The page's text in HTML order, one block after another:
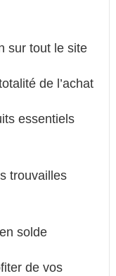
sur tout le site
de l’achat
essentiels
trouvailles
solde
de vos